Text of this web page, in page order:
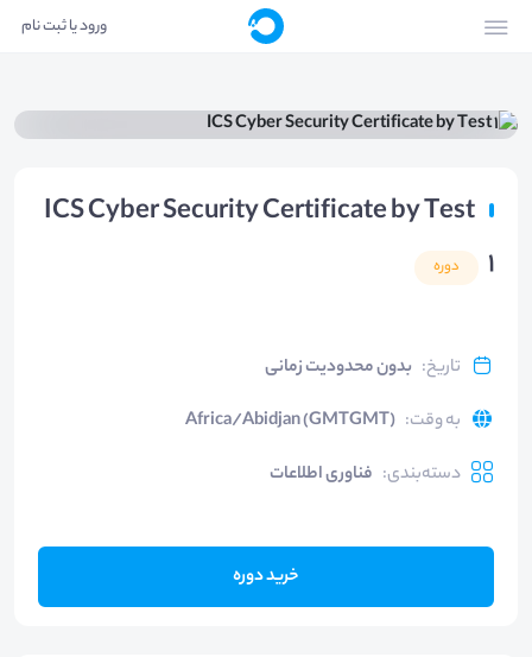
ورود یا ثبت نام
ICS Cyber Security Certificate by Test
1
دوره
تاریخ: بدون محدودیت زمانی
به وقت:
Africa/Abidjan (GMTGMT)
دسته‌بندی: فناوری اطلاعات
خرید دوره